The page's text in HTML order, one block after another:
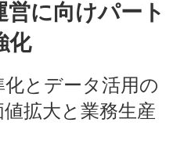
営に向けパート
化
とデータ活用の
拡大と業務生産